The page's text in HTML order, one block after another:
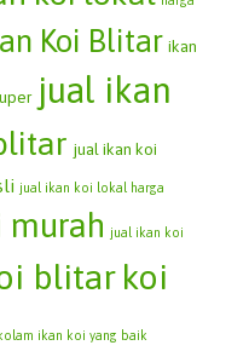
Koi Blitar ikan
jual ikan
jual ikan koi
jual ikan koi lokal harga
murah jual ikan koi
blitar koi
kolam ikan koi yang baik